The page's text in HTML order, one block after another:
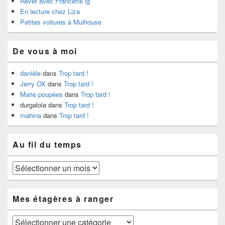
En lecture chez Liza
Petites voitures à Mulhouse
De vous à moi
danièle dans Trop tard !
Jerry OX dans Trop tard !
Marie poupées dans Trop tard !
durgalola dans Trop tard !
mahina dans Trop tard !
Au fil du temps
Au
fil
temps
Mes étagères à ranger
Mes